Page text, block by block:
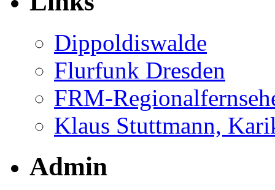
Dippoldiswalde
Flurfunk Dresden
FRM-
Klaus Stuttmann,
Admin